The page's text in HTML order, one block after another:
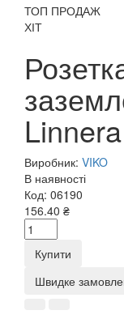
ТОП ПРОДАЖ
ХІТ
Виробник: VIKO
В наявності
Код: 06190
156.40 ₴
Купити
Швидке